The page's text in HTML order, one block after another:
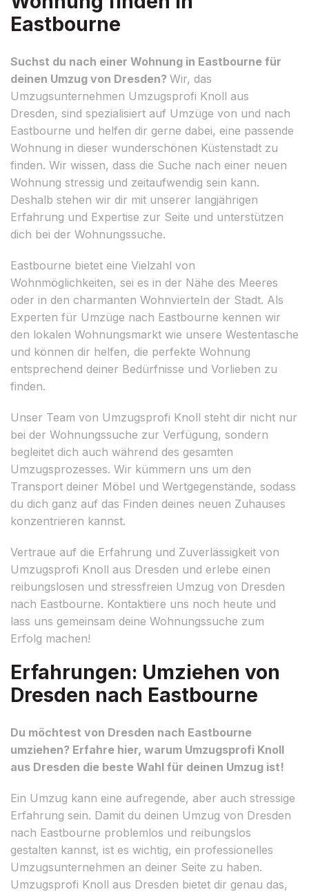
Eastbourne
Suchst du nach einer Wohnung in Eastbourne für
deinen Umzug von Dresden? Wir, das
Umzugsunternehmen Umzugsprofi Knoll aus
Dresden, sind spezialisiert auf Umzüge von und nach
Eastbourne und helfen dir gerne dabei, eine passende
Wohnung in dieser wunderschönen Küstenstadt zu
finden. Wir wissen, dass die Suche nach einer neuen
Wohnung stressig und zeitaufwendig sein kann.
Deshalb stehen wir dir mit unserer langjährigen
Erfahrung und Expertise zur Seite und unterstützen
dich bei der Wohnungssuche.
Eastbourne bietet eine Vielzahl von
Wohnmöglichkeiten, sei es in der Nähe des Meeres
oder in den charmanten Wohnvierteln der Stadt. Als
Experten für Umzüge nach Eastbourne kennen wir
den lokalen Wohnungsmarkt wie unsere Westentasche
und können dir helfen, die perfekte Wohnung
entsprechend deiner Bedürfnisse und Vorlieben zu
finden.
Unser Team von Umzugsprofi Knoll steht dir nicht nur
bei der Wohnungssuche zur Verfügung, sondern
begleitet dich auch während des gesamten
Umzugsprozesses. Wir kümmern uns um den
Transport deiner Möbel und Wertgegenstände, sodass
du dich ganz auf das Finden deines neuen Zuhauses
konzentrieren kannst.
Vertraue auf die Erfahrung und Zuverlässigkeit von
Umzugsprofi Knoll aus Dresden und erlebe einen
reibungslosen und stressfreien Umzug von Dresden
nach Eastbourne. Kontaktiere uns noch heute und
lass uns gemeinsam deine Wohnungssuche zum
Erfolg machen!
Erfahrungen: Umziehen von
Dresden nach Eastbourne
Du möchtest von Dresden nach Eastbourne
umziehen? Erfahre hier, warum Umzugsprofi Knoll
aus Dresden die beste Wahl für deinen Umzug ist!
Ein Umzug kann eine aufregende, aber auch stressige
Erfahrung sein. Damit du deinen Umzug von Dresden
nach Eastbourne problemlos und reibungslos
gestalten kannst, ist es wichtig, ein professionelles
Umzugsunternehmen an deiner Seite zu haben.
Umzugsprofi Knoll aus Dresden bietet dir genau das,